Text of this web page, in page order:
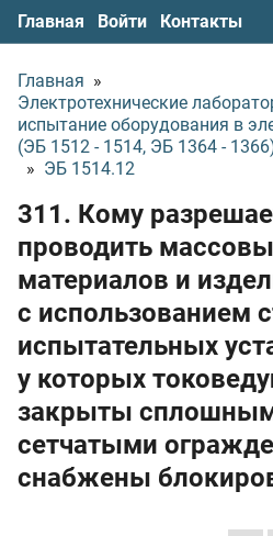
Главная Войти Контакты
Главная »
Электротехнические
испытание оборудования в
(ЭБ 1512 - 1514, ЭБ 1364 -
» ЭБ 1514.12
311. Кому
проводить
материалов и
с использованием
испытательных
у которых
закрыты
сетчатыми
снабжены